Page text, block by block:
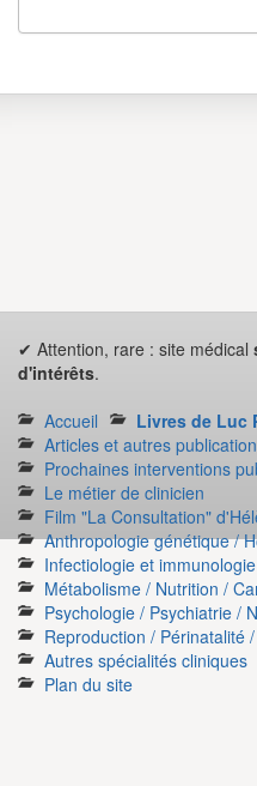
✔ Attention, rare : site médical
d'intérêts.
Accueil
Livres de Luc
Articles et autres
Prochaines interventions
Le métier de clinicien
Film "La Consultation"
Anthropologie génétique /
Infectiologie et immunologie
Métabolisme / Nutrition /
Psychologie / Psychiatrie /
Reproduction / Périnatalité
Autres spécialités cliniques
Plan du site